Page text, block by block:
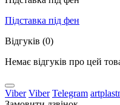
Підставка під фен
Відгуків (0)
Немає відгуків про цей
Viber Viber Telegram